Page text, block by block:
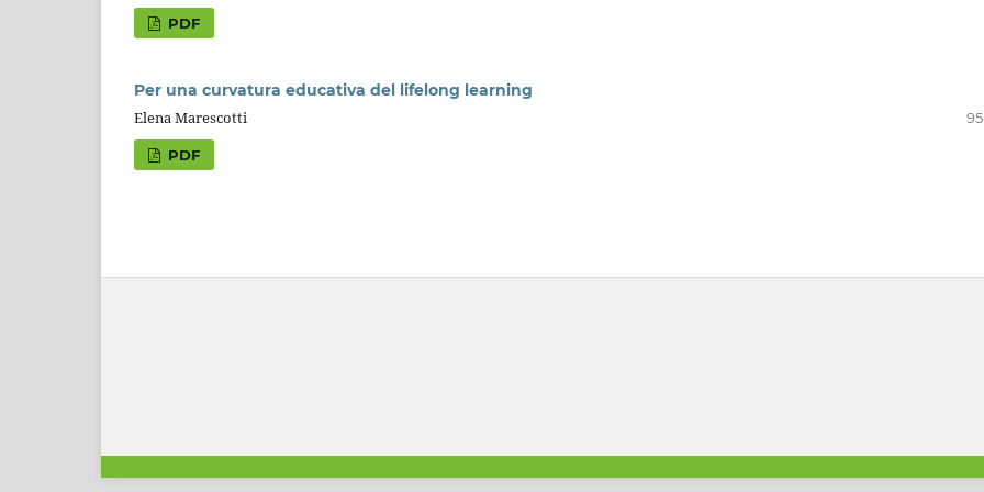
PDF
Per una curvatura educativa del lifelong learning
Elena Marescotti
PDF